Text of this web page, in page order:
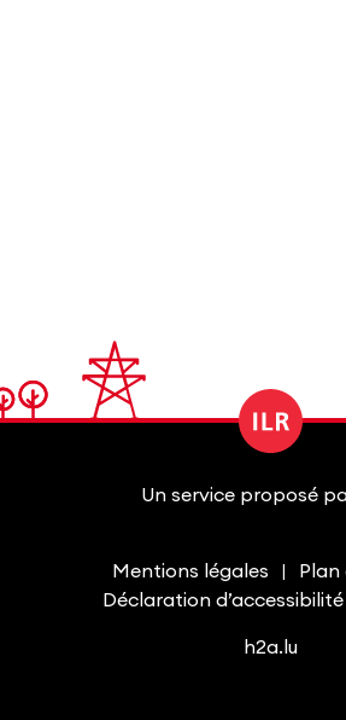
Mentions légales
Plan
Déclaration d’accessibilité
Un service proposé
h2a.lu